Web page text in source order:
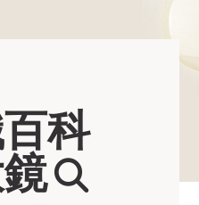
科